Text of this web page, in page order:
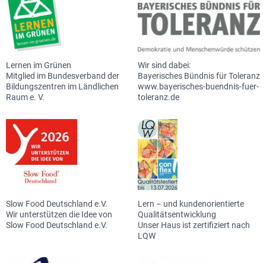
Lernen im Grünen
Mitglied im Bundesverband der
Bildungszentren im Ländlichen
Raum e. V.
Wir sind dabei:
Bayerisches Bündnis für Toleranz
www.bayerisches-buendnis-fuer-
toleranz.de
Slow Food Deutschland e.V.
Wir unterstützen die Idee von
Slow Food Deutschland e.V.
Lern – und kundenorientierte
Qualitätsentwicklung
Unser Haus ist zertifiziert nach
LQW